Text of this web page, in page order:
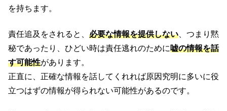
を持ちます。
責任追及をされると、 必要な情報を提供しない 、つまり黙
秘であったり、ひどい時は責任逃れのために嘘の情報を話
す可能性があります。
正直に、正確な情報を話してくれれば原因究明に多いに役
立つはずの情報が得られない可能性があるのです。